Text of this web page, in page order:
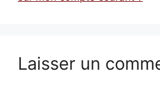
Laisser un